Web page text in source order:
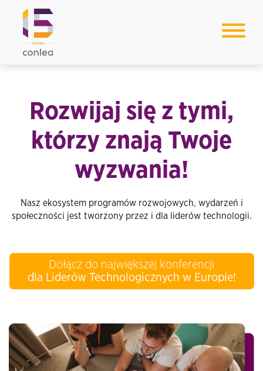
Rozwijaj się z tymi,
którzy znają Twoje
wyzwania!
Nasz ekosystem programów rozwojowych, wydarzeń i
społeczności jest tworzony przez i dla liderów technologii.
Dołącz do największej konferencji
dla Liderów Technologicznych w Europie!